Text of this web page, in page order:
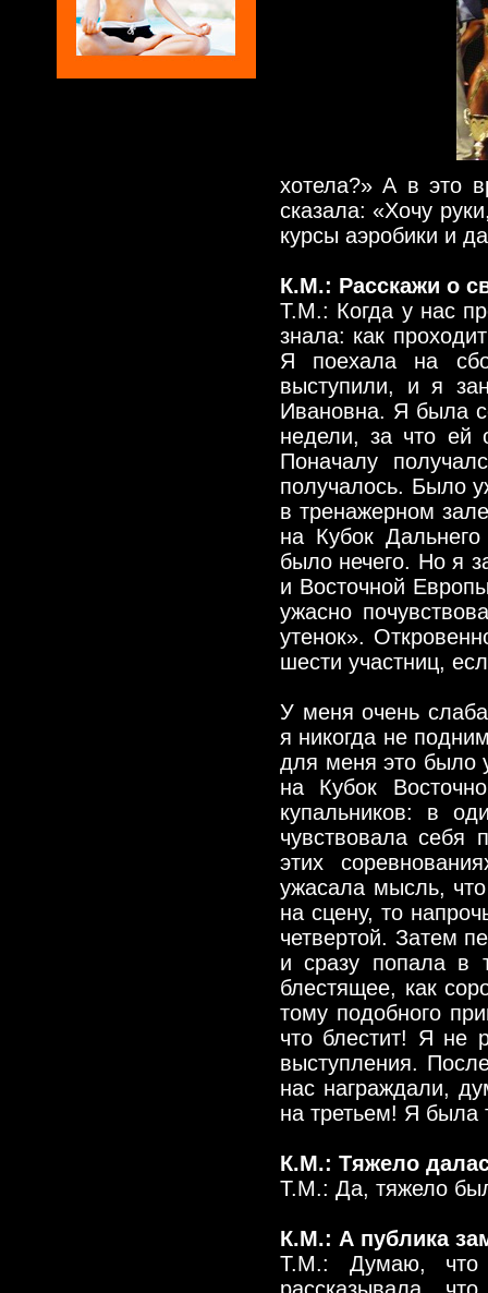
хотела?» А в это
сказала: «Хочу
курсы аэробики и
К.М.: Расскажи о
Т.М.: Когда у нас
знала: как
Я поехала на
выступили, и я
Ивановна. Я была
недели, за что ей
Поначалу
получалось. Было
в тренажерном
на Кубок
было нечего. Но я
и Восточной
ужасно
утенок».
шести участниц,
У меня очень
я никогда не
для меня это было
на Кубок
купальников: в
чувствовала себя
этих
ужасала мысль,
на сцену, то
четвертой. Затем
и сразу попала в
блестящее, как
тому подобного
что блестит! Я не
выступления.
нас награждали,
на третьем! Я была
К.М.: Тяжело
Т.М.: Да, тяжело
К.М.: А публика
Т.М.: Думаю,